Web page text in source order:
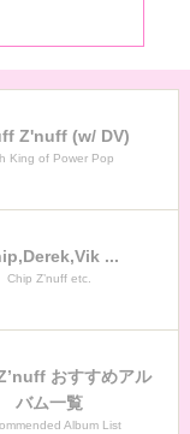
Z'nuff (w/ DV)
King of Power Pop
...
Chip Z’nuff etc.
おすすめアル
バム一覧
Album List